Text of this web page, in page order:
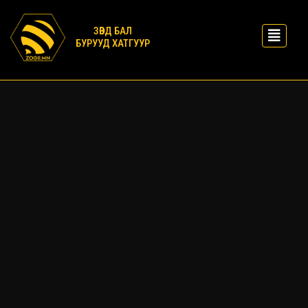
ЗӨВД БАЛ
БУРУУД ХАТГУУР